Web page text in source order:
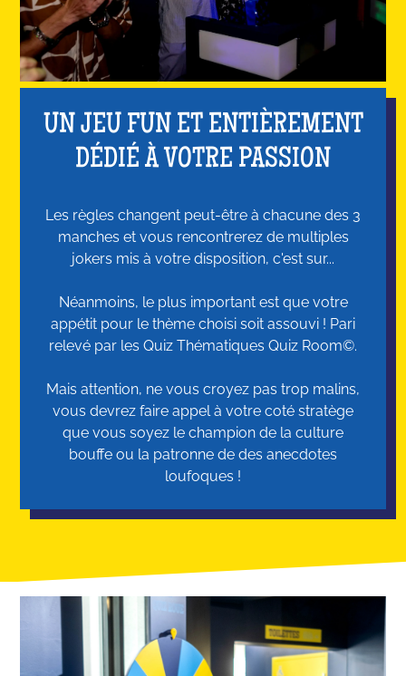
UN JEU FUN ET ENTIÈREMENT
DÉDIÉ À VOTRE PASSION
Les règles changent peut-être à chacune des 3
manches et vous rencontrerez de multiples
jokers mis à votre disposition, c'est sur...
Néanmoins, le plus important est que votre
appétit pour le thème choisi soit assouvi ! Pari
relevé par les Quiz Thématiques Quiz Room©.
Mais attention, ne vous croyez pas trop malins,
vous devrez faire appel à votre coté stratège
que vous soyez le champion de la culture
bouffe ou la patronne de des anecdotes
loufoques !